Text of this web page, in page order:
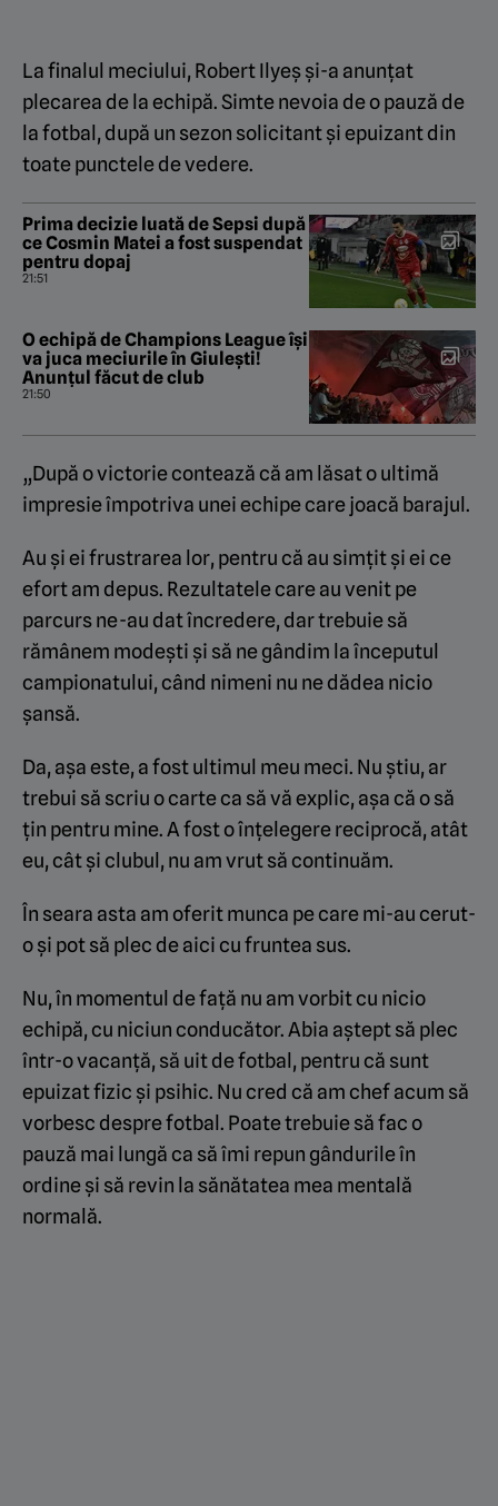
La finalul meciului, Robert Ilyeș și-a anunțat
plecarea de la echipă. Simte nevoia de o pauză de
la fotbal, după un sezon solicitant și epuizant din
toate punctele de vedere.
Prima decizie luată de Sepsi după
ce Cosmin Matei a fost suspendat
pentru dopaj
21:51
O echipă de Champions League își
va juca meciurile în Giulești!
Anunțul făcut de club
21:50
„După o victorie contează că am lăsat o ultimă
impresie împotriva unei echipe care joacă barajul.
Au și ei frustrarea lor, pentru că au simțit și ei ce
efort am depus. Rezultatele care au venit pe
parcurs ne-au dat încredere, dar trebuie să
rămânem modești și să ne gândim la începutul
campionatului, când nimeni nu ne dădea nicio
șansă.
Da, așa este, a fost ultimul meu meci. Nu știu, ar
trebui să scriu o carte ca să vă explic, așa că o să
țin pentru mine. A fost o înțelegere reciprocă, atât
eu, cât și clubul, nu am vrut să continuăm.
În seara asta am oferit munca pe care mi-au cerut-
o și pot să plec de aici cu fruntea sus.
Nu, în momentul de față nu am vorbit cu nicio
echipă, cu niciun conducător. Abia aștept să plec
într-o vacanță, să uit de fotbal, pentru că sunt
epuizat fizic și psihic. Nu cred că am chef acum să
vorbesc despre fotbal. Poate trebuie să fac o
pauză mai lungă ca să îmi repun gândurile în
ordine și să revin la sănătatea mea mentală
normală.